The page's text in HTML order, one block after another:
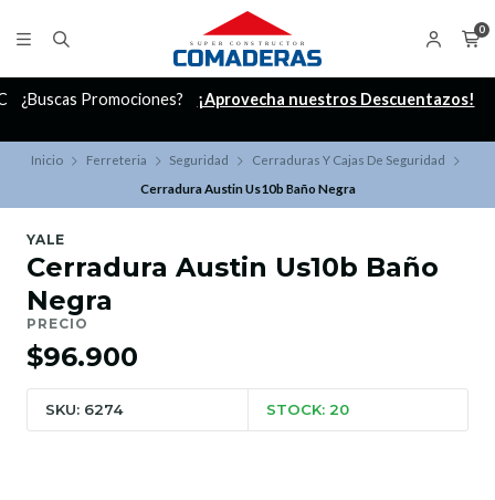
0
¿Buscas Promociones? ¡Aprovecha nuestros Descuentazos!
Inicio Ferreteria Seguridad
Cerraduras Y Cajas De Seguridad
Cerradura Austin Us10b Baño Negra
YALE
Cerradura Austin Us10b Baño
Negra
PRECIO
$96.900
SKU: 6274 STOCK: 20